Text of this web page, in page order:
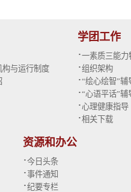
构与运行制度
学团工作
·一素质三能力
·组织架构
·“绘心绘智”辅
·“心语平话”辅
·心理健康指导
·相关下载
资源和办公
·今日头条
·事件通知
·纪要专栏